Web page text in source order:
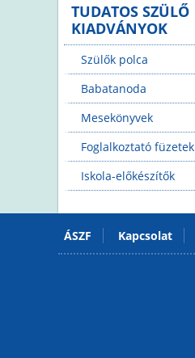
TUDATOS SZÜLŐ
KIADVÁNYOK
Szülők polca
Babatanoda
Mesekönyvek
Foglalkoztató füzetek
Iskola-előkészítők
ÁSZF Kapcsolat